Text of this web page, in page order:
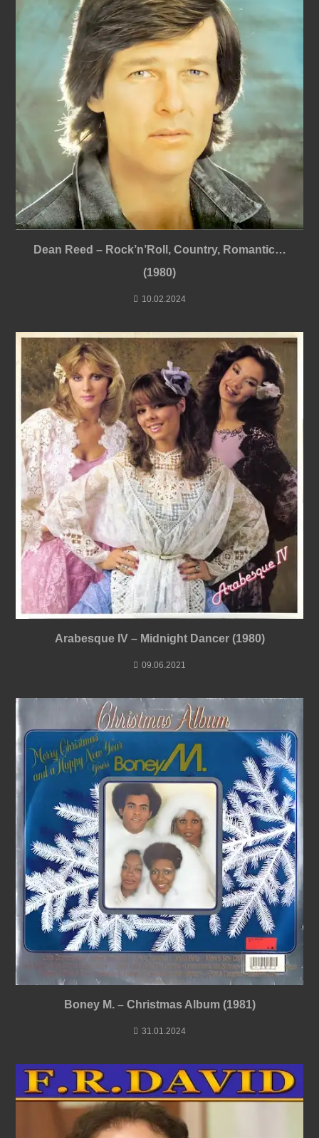
Dean Reed – Rock’n’Roll, Country, Romantic…
(1980)
10.02.2024
Arabesque IV – Midnight Dancer (1980)
09.06.2021
Boney M. – Christmas Album (1981)
31.01.2024